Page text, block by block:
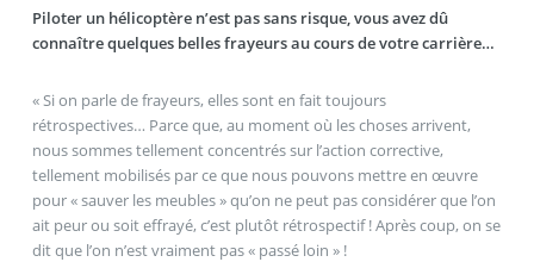
Piloter un hélicoptère n’est pas sans risque, vous avez dû
connaître quelques belles frayeurs au cours de votre carrière…
« Si on parle de frayeurs, elles sont en fait toujours
rétrospectives… Parce que, au moment où les choses arrivent,
nous sommes tellement concentrés sur l’action corrective,
tellement mobilisés par ce que nous pouvons mettre en œuvre
pour « sauver les meubles » qu’on ne peut pas considérer que l’on
ait peur ou soit effrayé, c’est plutôt rétrospectif ! Après coup, on se
dit que l’on n’est vraiment pas « passé loin » !